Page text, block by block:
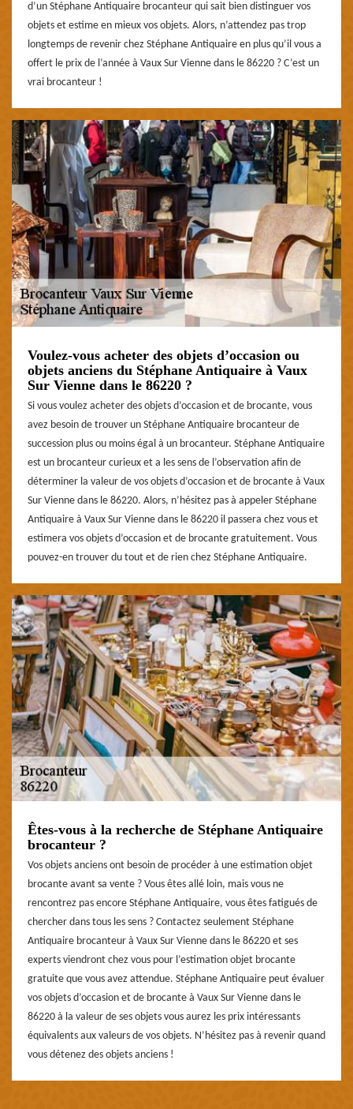
d’un Stéphane Antiquaire brocanteur qui sait bien distinguer vos
objets et estime en mieux vos objets. Alors, n’attendez pas trop
longtemps de revenir chez Stéphane Antiquaire en plus qu’il vous a
offert le prix de l’année à Vaux Sur Vienne dans le 86220 ? C’est un
vrai brocanteur !
Voulez-vous acheter des objets d’occasion ou
objets anciens du Stéphane Antiquaire à Vaux
Sur Vienne dans le 86220 ?
Si vous voulez acheter des objets d’occasion et de brocante, vous
avez besoin de trouver un Stéphane Antiquaire brocanteur de
succession plus ou moins égal à un brocanteur. Stéphane Antiquaire
est un brocanteur curieux et a les sens de l’observation afin de
déterminer la valeur de vos objets d’occasion et de brocante à Vaux
Sur Vienne dans le 86220. Alors, n’hésitez pas à appeler Stéphane
Antiquaire à Vaux Sur Vienne dans le 86220 il passera chez vous et
estimera vos objets d’occasion et de brocante gratuitement. Vous
pouvez-en trouver du tout et de rien chez Stéphane Antiquaire.
Êtes-vous à la recherche de Stéphane Antiquaire
brocanteur ?
Vos objets anciens ont besoin de procéder à une estimation objet
brocante avant sa vente ? Vous êtes allé loin, mais vous ne
rencontrez pas encore Stéphane Antiquaire, vous êtes fatigués de
chercher dans tous les sens ? Contactez seulement Stéphane
Antiquaire brocanteur à Vaux Sur Vienne dans le 86220 et ses
experts viendront chez vous pour l’estimation objet brocante
gratuite que vous avez attendue. Stéphane Antiquaire peut évaluer
vos objets d’occasion et de brocante à Vaux Sur Vienne dans le
86220 à la valeur de ses objets vous aurez les prix intéressants
équivalents aux valeurs de vos objets. N’hésitez pas à revenir quand
vous détenez des objets anciens !